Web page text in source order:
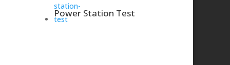
Power Station Test